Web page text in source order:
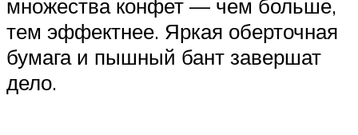
множества конфет — чем больше,
тем эффектнее. Яркая оберточная
бумага и пышный бант завершат
дело.